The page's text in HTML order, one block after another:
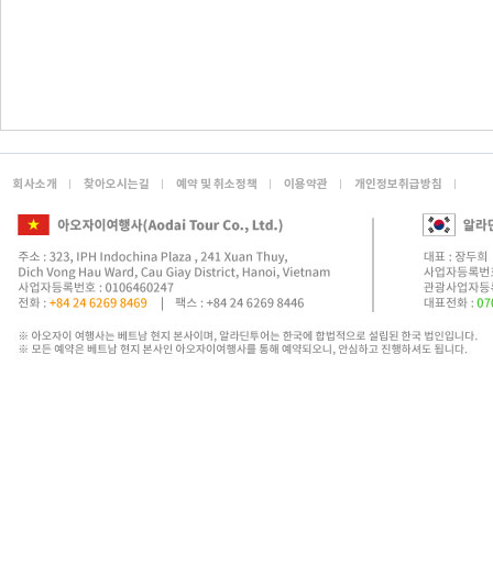
회사소개 찾아오시는길 예약 및 취소정책 이용약관 개인정보취급방침